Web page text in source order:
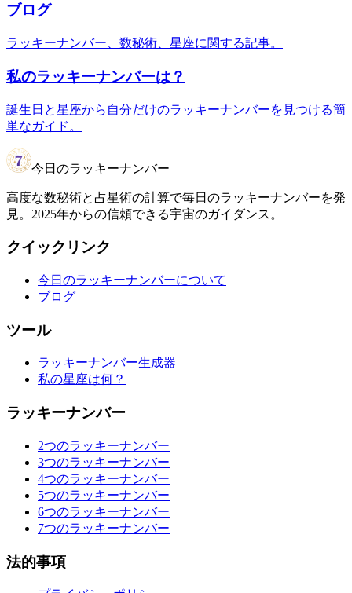
ブログ
ラッキーナンバー、数秘術、星座に関する記事。
私のラッキーナンバーは？
誕生日と星座から自分だけのラッキーナンバーを見つける簡
単なガイド。
今日のラッキーナンバー
高度な数秘術と占星術の計算で毎日のラッキーナンバーを発
見。2025年からの信頼できる宇宙のガイダンス。
クイックリンク
今日のラッキーナンバーについて
ブログ
ツール
ラッキーナンバー生成器
私の星座は何？
ラッキーナンバー
2つのラッキーナンバー
3つのラッキーナンバー
4つのラッキーナンバー
5つのラッキーナンバー
6つのラッキーナンバー
7つのラッキーナンバー
法的事項